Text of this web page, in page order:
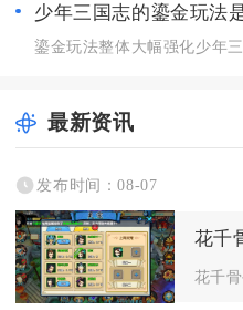
最新资讯
发布时间：08-07